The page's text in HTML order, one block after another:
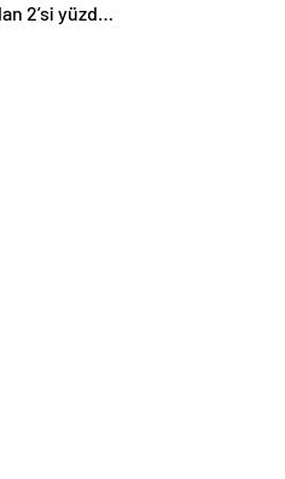
2’si yüzde